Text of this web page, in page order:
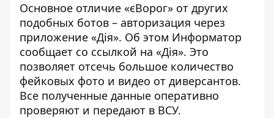
Основное отличие «єВорог» от других
подобных ботов – авторизация через
приложение «Дія». Об этом Информатор
сообщает со ссылкой на «Дія». Это
позволяет отсечь большое количество
фейковых фото и видео от диверсантов.
Все полученные данные оперативно
проверяют и передают в ВСУ.